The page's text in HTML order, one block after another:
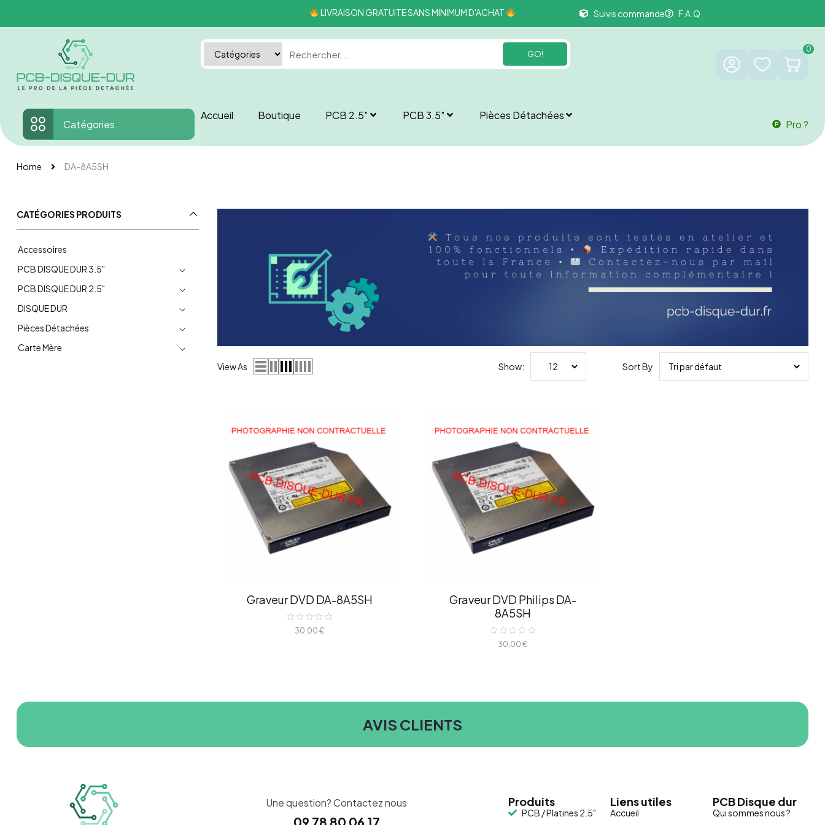
LIVRAISON GRATUITE SANS MINIMUM D'ACHAT Suivis commande F.A.Q
GO! 0
Catégories
Accueil Boutique PCB 2.5″ PCB 3.5″ Pièces Détachées
Pro ?
Home DA-8A5SH
CATÉGORIES PRODUITS
Accessoires
PCB DISQUE DUR 3.5"
PCB DISQUE DUR 2.5"
DISQUE DUR
Pièces Détachées
Carte Mère
View As
Show: Sort By
Graveur DVD DA-8A5SH
Note
30,00 €
Graveur DVD Philips DA-
8A5SH
Note
30,00 €
AVIS CLIENTS
Une question? Contactez nous
09 78 80 06 17
Produits
PCB / Platines 2.5"
Liens utiles
Accueil
PCB Disque dur
Qui sommes nous ?